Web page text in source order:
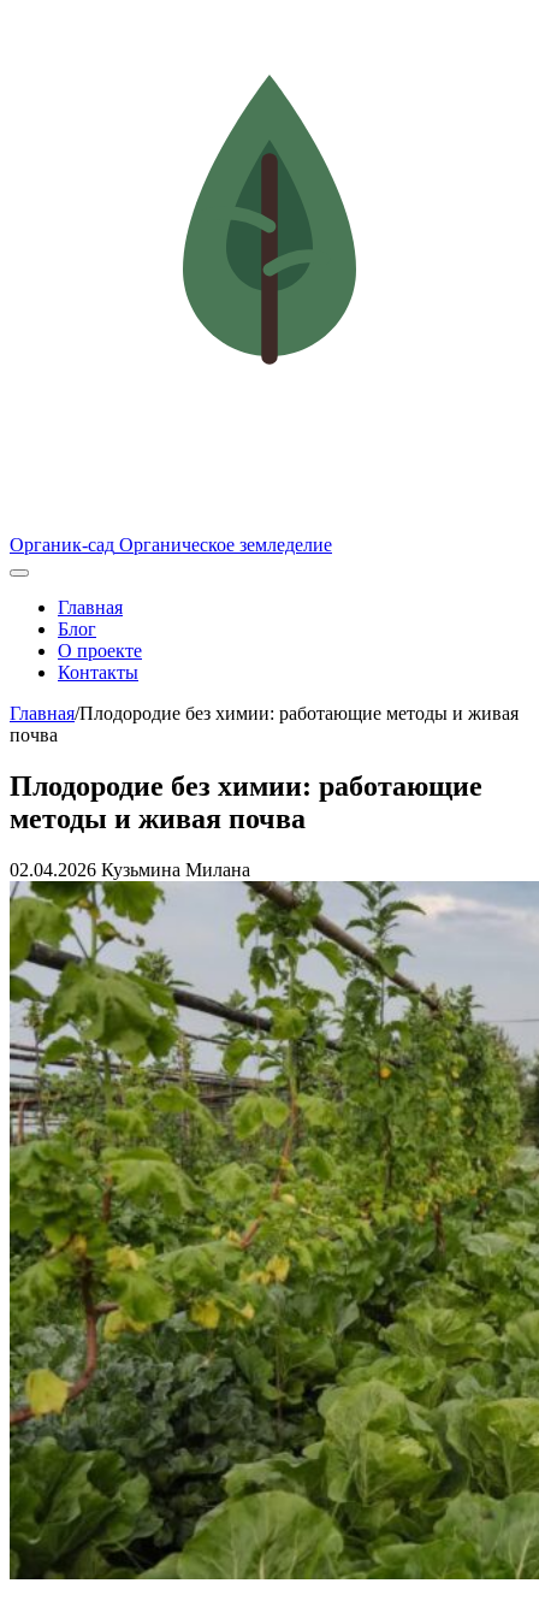
Органик-сад Органическое земледелие
Главная
Блог
О проекте
Контакты
Главная/Плодородие без химии: работающие методы и живая
почва
Плодородие без химии: работающие
методы и живая почва
02.04.2026 Кузьмина Милана